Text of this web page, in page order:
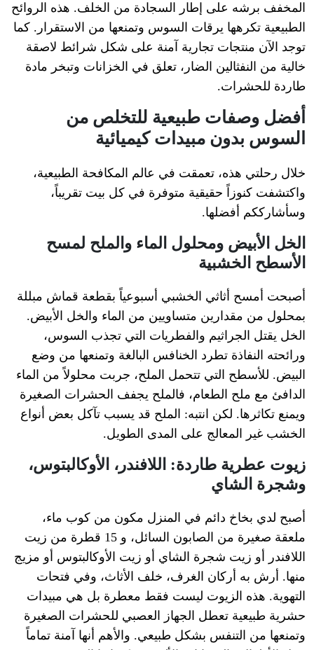
المخفف برشه على إطار السجادة من الخلف. هذه الروائح
الطبيعية تكرهها يرقات السوس وتمنعها من الاستقرار. كما
توجد الآن منتجات تجارية آمنة على شكل شرائط لاصقة
خالية من النفثالين الضار، تعلق في الخزانات وتبخر مادة
طاردة للحشرات.
أفضل وصفات طبيعية للتخلص من
السوس بدون مبيدات كيميائية
خلال رحلتي هذه، تعمقت في عالم المكافحة الطبيعية،
واكتشفت كنوزاً حقيقية متوفرة في كل بيت تقريباً،
وسأشارككم أفضلها.
الخل الأبيض ومحلول الماء والملح لمسح
الأسطح الخشبية
أصبحت أمسح أثاثي الخشبي أسبوعياً بقطعة قماش مبللة
بمحلول من مقدارين متساويين من الماء والخل الأبيض.
الخل يقتل الجراثيم والفطريات التي تجذب السوس،
ورائحته النفاذة تطرد الخنافس البالغة وتمنعها من وضع
البيض. للأسطح التي تتحمل الملح، جربت محلولاً من الماء
الدافئ مع ملح الطعام، فالملح يجفف الحشرات الصغيرة
ويمنع تكاثرها. لكن انتبه: الملح قد يسبب تآكل بعض أنواع
الخشب غير المعالج على المدى الطويل.
زيوت عطرية طاردة: اللافندر، الأوكالبتوس،
وشجرة الشاي
أصبح لدي بخاخ دائم في المنزل مكون من كوب ماء،
ملعقة صغيرة من الصابون السائل، و 15 قطرة من زيت
اللافندر أو زيت شجرة الشاي أو زيت الأوكالبتوس أو مزيج
منها. أرش به أركان الغرف، خلف الأثاث، وفي فتحات
التهوية. هذه الزيوت ليست فقط معطرة بل هي مبيدات
حشرية طبيعية تعطل الجهاز العصبي للحشرات الصغيرة
وتمنعها من التنفس بشكل طبيعي. والأهم أنها آمنة تماماً